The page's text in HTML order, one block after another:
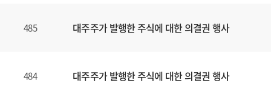
485 대주주가 발행한 주식에 대한 의결권 행사
484 대주주가 발행한 주식에 대한 의결권 행사